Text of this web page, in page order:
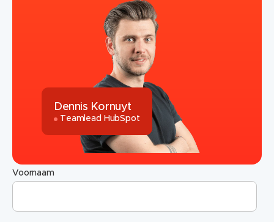
Dennis Kornuyt
Teamlead HubSpot
Voornaam